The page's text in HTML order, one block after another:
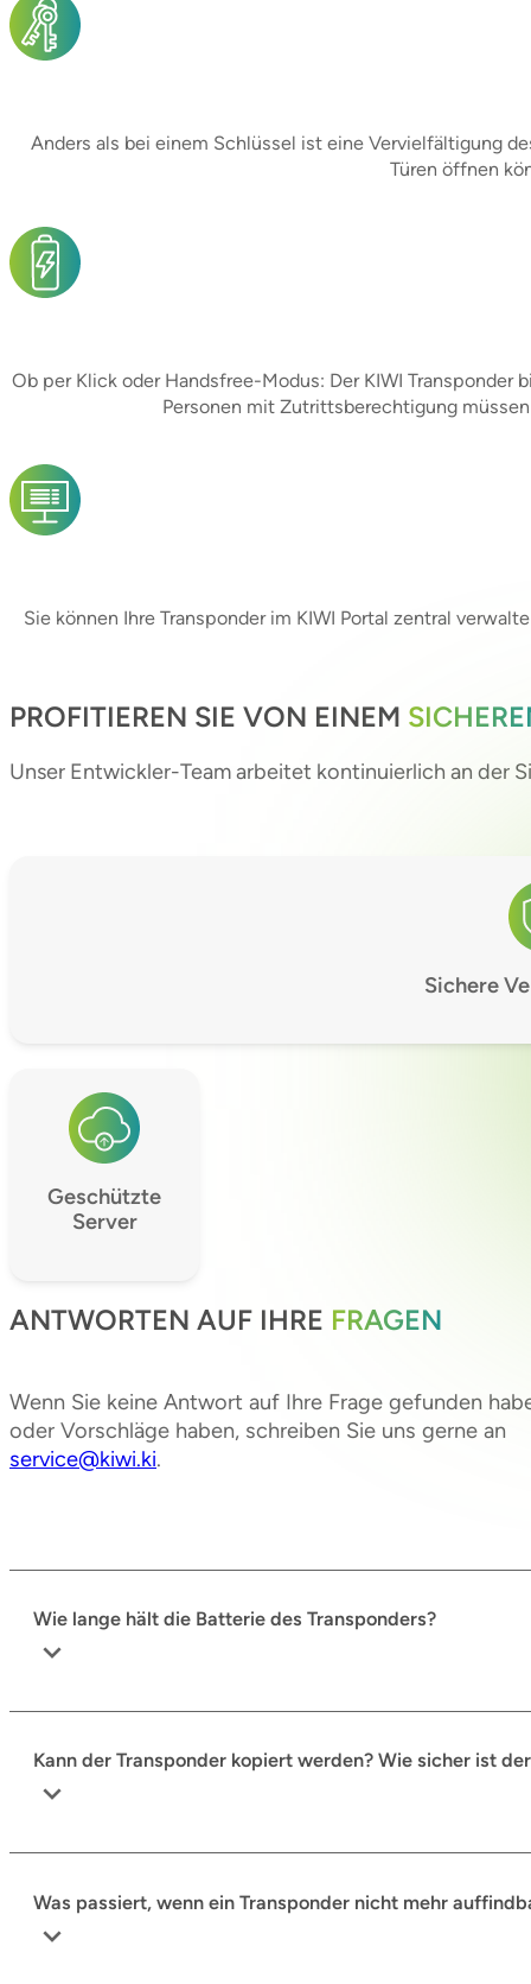
Anders als bei einem Schlüssel ist eine Vervielfältigung
Türen öffnen
Ob per Klick oder Handsfree-Modus: Der KIWI
Personen mit Zutrittsberechtigung
Sie können Ihre Transponder im KIWI Portal zentral
PROFITIEREN SIE VON EINEM
Unser Entwickler-Team arbeitet kontinuierlich an der
Sichere
Geschützte
Server
ANTWORTEN AUF IHRE FRAGEN
Wenn Sie keine Antwort auf Ihre Frage gefunden
oder Vorschläge haben, schreiben Sie uns gerne an
service@kiwi.ki.
Wie lange hält die Batterie des Transponders?
Kann der Transponder kopiert werden? Wie sicher ist
Was passiert, wenn ein Transponder nicht mehr